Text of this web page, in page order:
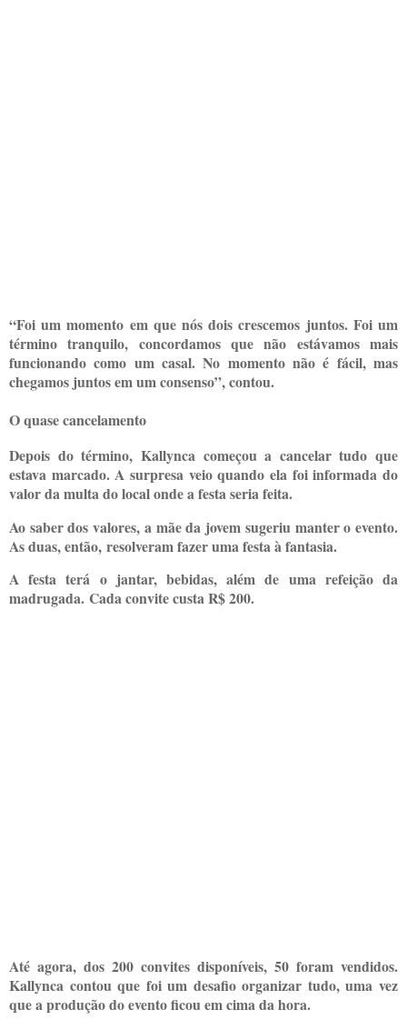
“Foi um momento em que nós dois crescemos juntos. Foi um
término tranquilo, concordamos que não estávamos mais
funcionando como um casal. No momento não é fácil, mas
chegamos juntos em um consenso”, contou.
O quase cancelamento
Depois do término, Kallynca começou a cancelar tudo que
estava marcado. A surpresa veio quando ela foi informada do
valor da multa do local onde a festa seria feita.
Ao saber dos valores, a mãe da jovem sugeriu manter o evento.
As duas, então, resolveram fazer uma festa à fantasia.
A festa terá o jantar, bebidas, além de uma refeição da
madrugada. Cada convite custa R$ 200.
Até agora, dos 200 convites disponíveis, 50 foram vendidos.
Kallynca contou que foi um desafio organizar tudo, uma vez
que a produção do evento ficou em cima da hora.